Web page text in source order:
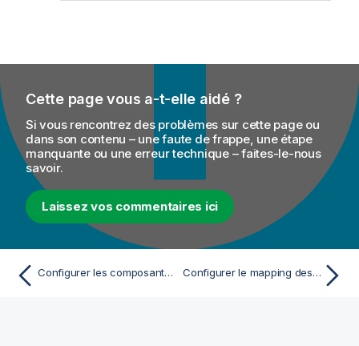
Cette page vous a-t-elle aidé ?
Si vous rencontrez des problèmes sur cette page ou
dans son contenu – une faute de frappe, une étape
manquante ou une erreur technique – faites-le-nous
savoir.
Laissez vos commentaires ici
Configurer les composants d'entrée Configurer le mapping des données afin de générer une sous-requête